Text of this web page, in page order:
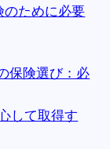
のために必要
保険選び：必
して取得す